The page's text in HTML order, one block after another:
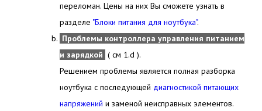
переломан. Цены на них Вы сможете узнать в
разделе "Блоки питания для ноутбука".
Проблемы контроллера управления питанием
и зарядкой ( см 1.d ).
Решением проблемы является полная разборка
ноутбука с последующей диагностикой питающих
напряжений изаменой неисправных элементов.